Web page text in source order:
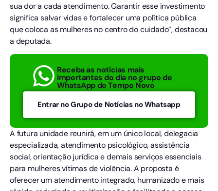
sua dor a cada atendimento. Garantir esse investimento
significa salvar vidas e fortalecer uma política pública
que coloca as mulheres no centro do cuidado”, destacou
a deputada.
Receba as notícias mais
importantes do dia no grupo de
WhatsApp do Tempo Novo
Entrar no Grupo de Notícias no Whatsapp
A futura unidade reunirá, em um único local, delegacia
especializada, atendimento psicológico, assistência
social, orientação jurídica e demais serviços essenciais
para mulheres vítimas de violência. A proposta é
oferecer um atendimento integrado, humanizado e mais